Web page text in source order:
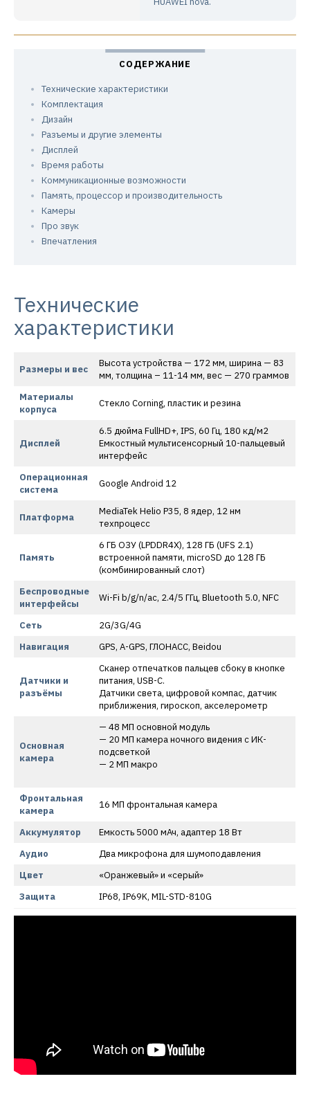
Технические характеристики
Комплектация
Дизайн
Разъемы и другие элементы
Дисплей
Время работы
Коммуникационные возможности
Память, процессор и производительность
Камеры
Про звук
Впечатления
Технические
характеристики
Размеры и вес
Высота устройства — 172 мм, ширина — 83
мм, толщина – 11-14 мм, вес — 270 граммов
Материалы
корпуса
Стекло Corning, пластик и резина
Дисплей
6.5 дюйма FullHD+, IPS, 60 Гц, 180 кд/м2
Емкостный мультисенсорный 10-пальцевый
интерфейс
Операционная
система
Google Android 12
Платформа
MediaTek Helio P35, 8 ядер, 12 нм
техпроцесс
Память
6 ГБ ОЗУ (LPDDR4X), 128 ГБ (UFS 2.1)
встроенной памяти, microSD до 128 ГБ
(комбинированный слот)
Беспроводные
интерфейсы
Wi-Fi b/g/n/ac, 2.4/5 ГГц, Bluetooth 5.0, NFC
Сеть
2G/3G/4G
Навигация
GPS, A-GPS, ГЛОНАСС, Beidou
Датчики и
разъёмы
Сканер отпечатков пальцев сбоку в кнопке
питания, USB-C.
Датчики света, цифровой компас, датчик
приближения, гироскоп, акселерометр
Основная
камера
— 48 МП основной модуль
— 20 МП камера ночного видения с ИК-
подсветкой
— 2 МП макро
Фронтальная
камера
16 МП фронтальная камера
Аккумулятор
Емкость 5000 мАч, адаптер 18 Вт
Аудио
Два микрофона для шумоподавления
Цвет
«Оранжевый» и «серый»
Защита
IP68, IP69K, MIL-STD-810G